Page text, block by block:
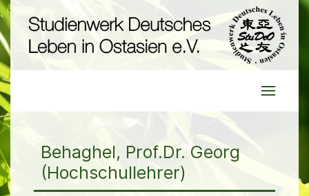
Behaghel, Prof.Dr. Georg
(Hochschullehrer)